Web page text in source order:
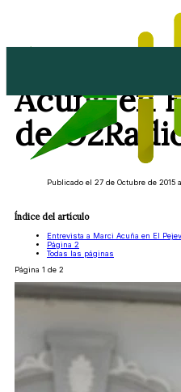
Acuña en
de
Publicado el 27 de Octubre de 2015
Índice del artículo
Entrevista a Marci Acuña en El
Página 2
Todas las páginas
Página 1 de 2